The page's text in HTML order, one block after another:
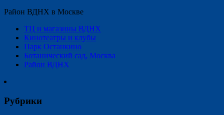
Район ВДНХ в Москве
ТЦ и магазины ВДНХ
Кинотеатры и клубы
Парк Останкино
Ботанический сад, Москва
Район ВДНХ
Рубрики